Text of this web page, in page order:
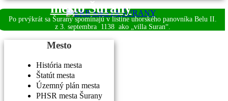
mesto Šurany
Po prvýkrát sa Šurany spomínajú v listine uhorského panovníka Belu II.
z 3. septembra 1138 ako „villa Suran“.
Mesto
História mesta
Štatút mesta
Územný plán mesta
PHSR mesta Šurany